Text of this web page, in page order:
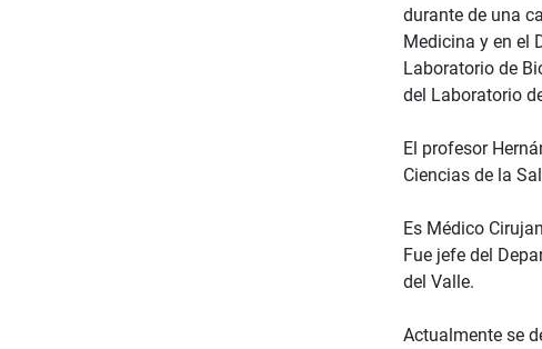
durante de una
Medicina y en el
Laboratorio de
del Laboratorio
El profesor
Ciencias de la
Es Médico
Fue jefe del
del Valle.
Actualmente se